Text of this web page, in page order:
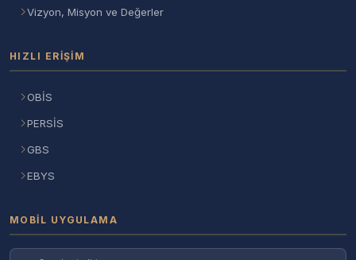
Vizyon, Misyon ve Değerler
HIZLI ERIŞIM
OBİS
PERSİS
GBS
EBYS
MOBIL UYGULAMA